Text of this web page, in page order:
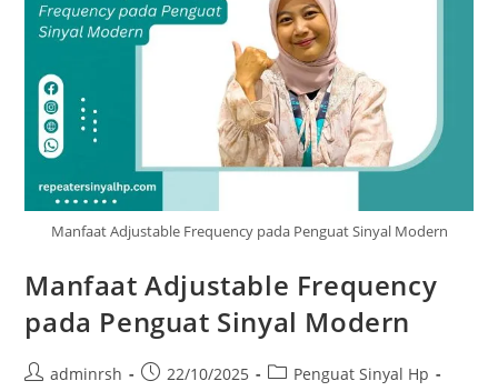
Manfaat Adjustable Frequency pada Penguat Sinyal Modern
Manfaat Adjustable Frequency
pada Penguat Sinyal Modern
Postadminrsh
Post22/10/2025
PostPenguat Sinyal Hp